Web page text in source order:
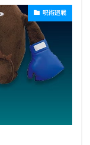
呪術廻戦